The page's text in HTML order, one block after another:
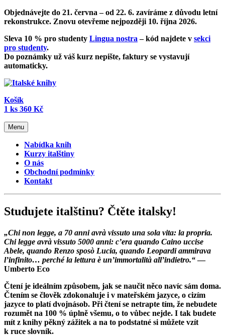
Objednávejte do 21. června – od 22. 6. zavíráme z důvodu letní
rekonstrukce. Znovu otevřeme nejpozději 10. října 2026.
Sleva 10 % pro studenty Lingua nostra – kód najdete v sekci
pro studenty.
Do poznámky už váš kurz nepište, faktury se vystavují
automaticky.
Košík
1 ks 360 Kč
Menu
Nabídka knih
Kurzy italštiny
O nás
Obchodní podmínky
Kontakt
Studujete italštinu? Čtěte italsky!
„Chi non legge, a 70 anni avrà vissuto una sola vita: la propria.
Chi legge avrà vissuto 5000 anni: c’era quando Caino uccise
Abele, quando Renzo sposò Lucia, quando Leopardi ammirava
l’infinito… perché la lettura è un’immortalità all’indietro.“—
Umberto Eco
Čtení je ideálním způsobem, jak se naučit něco navíc sám doma.
Čtením se člověk zdokonaluje i v mateřském jazyce, o cizím
jazyce to platí dvojnásob. Při čtení se netrapte tím, že nebudete
rozumět na 100 % úplně všemu, o to vůbec nejde. I tak budete
mít z knihy pěkný zážitek a na to podstatné si můžete vzít
k ruce slovník.